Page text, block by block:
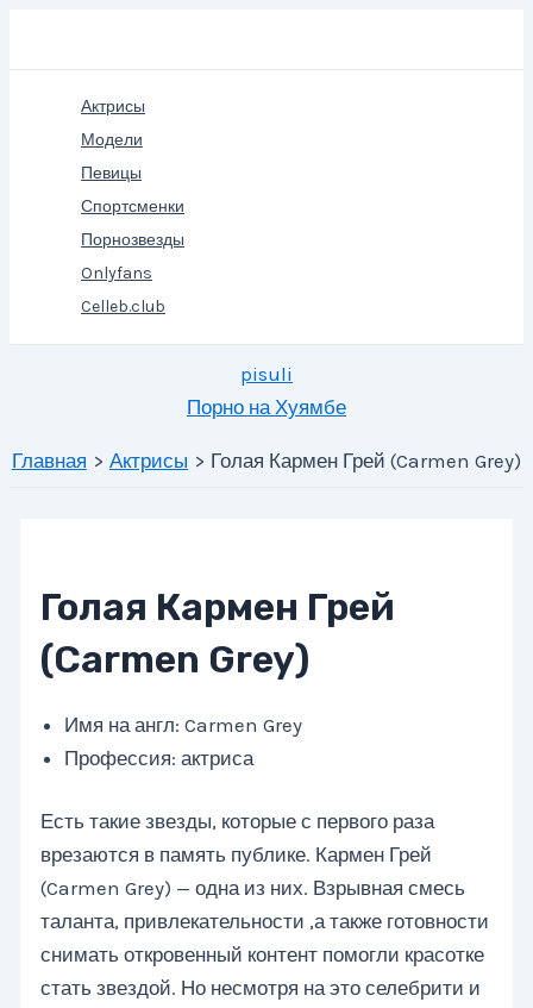
Актрисы
Модели
Певицы
Спортсменки
Порнозвезды
Onlyfans
Celleb.club
pisuli
Порно на Хуямбе
Главная Актрисы Голая Кармен Грей (Carmen Grey)
Голая Кармен Грей
(Carmen Grey)
Имя на англ: Carmen Grey
Профессия: актриса
Есть такие звезды, которые с первого раза
врезаются в память публике. Кармен Грей
(Carmen Grey) — одна из них. Взрывная смесь
таланта, привлекательности ,а также готовности
снимать откровенный контент помогли красотке
стать звездой. Но несмотря на это селебрити и